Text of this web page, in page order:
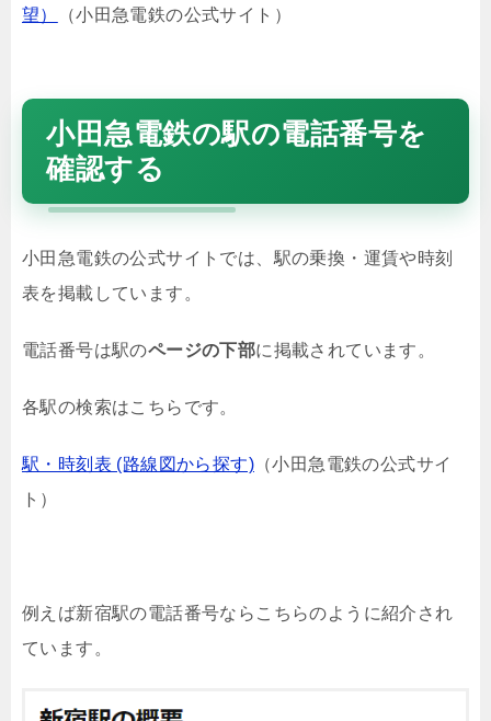
望）
（小田急電鉄の公式サイト）
小田急電鉄の駅の電話番号を
確認する
小田急電鉄の公式サイトでは、駅の乗換・運賃や時刻
表を掲載しています。
電話番号は駅のページの下部に掲載されています。
各駅の検索はこちらです。
駅・時刻表 (路線図から探す) （小田急電鉄の公式サイ
ト）
例えば新宿駅の電話番号ならこちらのように紹介され
ています。